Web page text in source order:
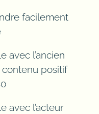
facilement
avec l’ancien
positif
avec l’acteur